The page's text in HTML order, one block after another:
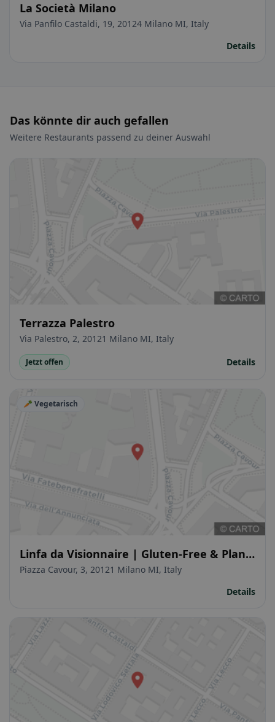
La Società Milano
Via Panfilo Castaldi, 19, 20124 Milano MI, Italy
Details
Das könnte dir auch gefallen
Weitere Restaurants passend zu deiner Auswahl
Terrazza Palestro
Via Palestro, 2, 20121 Milano MI, Italy
Jetzt offen Details
🥕 Vegetarisch
Linfa da Visionnaire | Gluten-Free & Plant-
Based
Piazza Cavour, 3, 20121 Milano MI, Italy
Details